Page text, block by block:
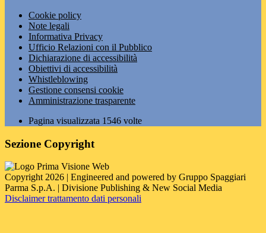
Cookie policy
Note legali
Informativa Privacy
Ufficio Relazioni con il Pubblico
Dichiarazione di accessibilità
Obiettivi di accessibilità
Whistleblowing
Gestione consensi cookie
Amministrazione trasparente
Pagina visualizzata 1546 volte
Sezione Copyright
Copyright 2026 | Engineered and powered by Gruppo Spaggiari
Parma S.p.A. | Divisione Publishing & New Social Media
Disclaimer trattamento dati personali